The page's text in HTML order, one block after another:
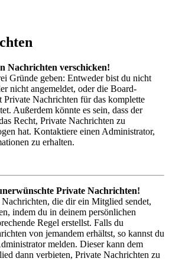
Nachrichten verschicken!
Gründe geben: Entweder bist du nicht
nicht angemeldet, oder die Board-
Private Nachrichten für das komplette
Außerdem könnte es sein, dass der
Recht, Private Nachrichten zu
hat. Kontaktiere einen Administrator,
zu erhalten.
Private Nachrichten!
die dir ein Mitglied sendet,
indem du in deinem persönlichen
Regel erstellst. Falls du
von jemandem erhältst, so kannst du
melden. Dieser kann dem
dann verbieten, Private Nachrichten zu